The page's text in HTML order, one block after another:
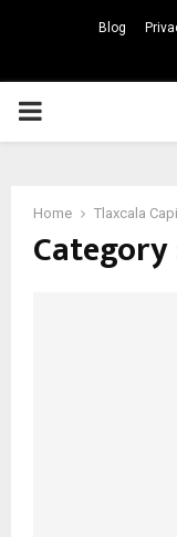
Blog
PRIMARY
Home Tlaxcala